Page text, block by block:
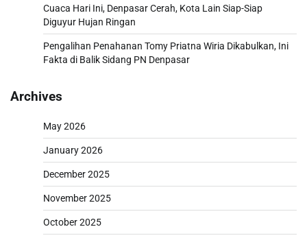
Cuaca Hari Ini, Denpasar Cerah, Kota Lain Siap-Siap
Diguyur Hujan Ringan
Pengalihan Penahanan Tomy Priatna Wiria Dikabulkan, Ini
Fakta di Balik Sidang PN Denpasar
Archives
May 2026
January 2026
December 2025
November 2025
October 2025